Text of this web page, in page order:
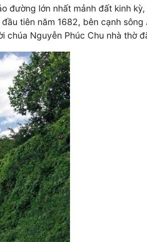
đường lớn nhất mảnh đất kinh
tiên năm 1682, bên cạnh
Nguyễn Phúc Chu nhà thờ